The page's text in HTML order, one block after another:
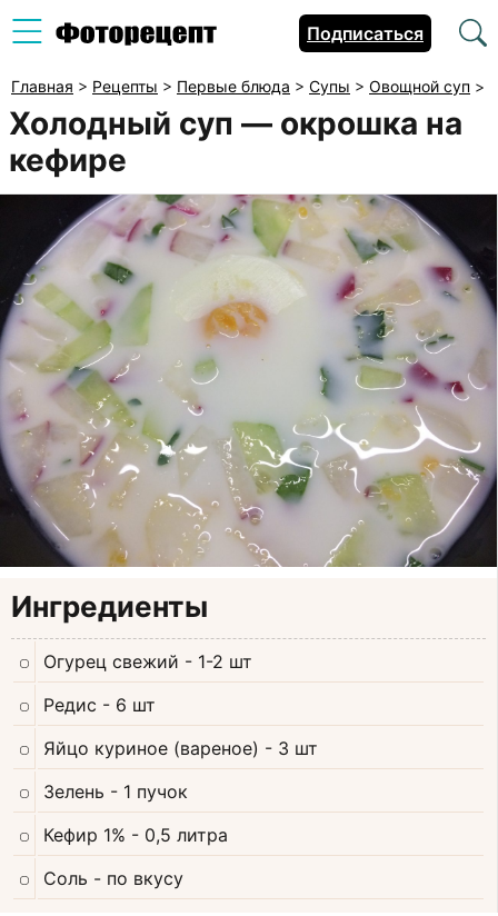
Подписаться
Главная > Рецепты > Первые блюда > Супы > Овощной суп >
Холодный суп — окрошка на
кефире
Ингредиенты
Огурец свежий - 1-2 шт
Редис - 6 шт
Яйцо куриное (вареное) - 3 шт
Зелень - 1 пучок
Кефир 1% - 0,5 литра
Соль - по вкусу